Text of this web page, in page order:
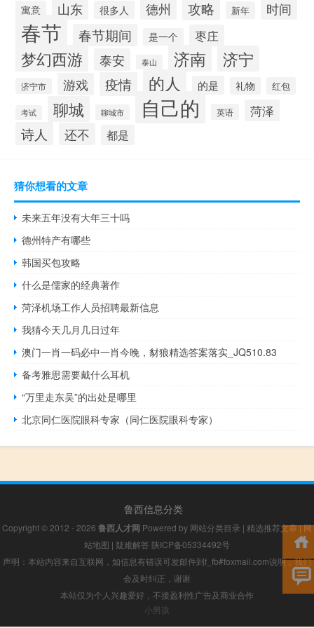
寓意 山东 很多人 德州 攻略 新年 时间
春节 春节期间 是一个 枣庄
梦幻西游 泰安 泰山 济南 济宁
济宁市 游戏 疫情 的人 的是 礼物 红包
考试 聊城 聊城市 自己的 英语 菏泽
诗人 还不 都是
猜你想看的文章
未来五年没有大年三十吗
德州特产有哪些
韩国买包攻略
什么是儒家的经典著作
菏泽机场工作人员招聘最新信息
我猜今天几月几日过年
澳门一肖一码必中一肖今晚，豺狼精选答案落实_JQ510.83
备考雅思需要戴什么耳机
“万里走东吴”的出处是哪里
北京同仁医院眼科专家（同仁医院眼科专家）
鲁西信息分类
Copyright © 2012 - 2026 鲁西人才网 Powered by 网站分类目录 | 精选推荐文章|网
站地图 | 疑难解答 陕ICP备05334492号
声明：本站内容来自互联网，如信息有错误可发邮件到f_fb#foxmail.com说明，我们
会及时纠正，谢谢
本站仅为个人兴趣爱好，不接盈利性广告及商业合作
小男孩